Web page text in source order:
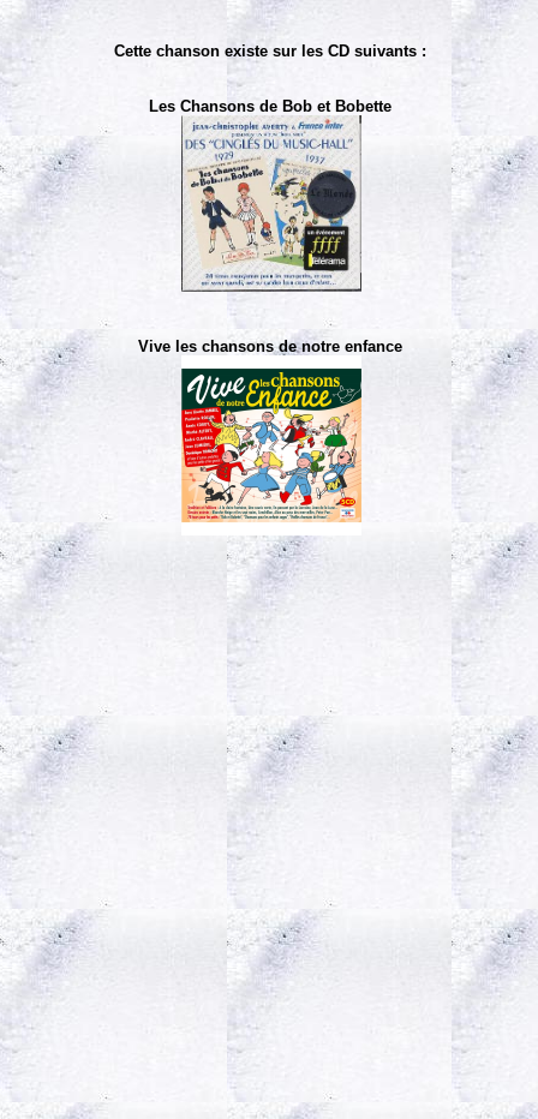
Cette chanson existe sur les CD suivants :
Les Chansons de Bob et Bobette
Vive les chansons de notre enfance